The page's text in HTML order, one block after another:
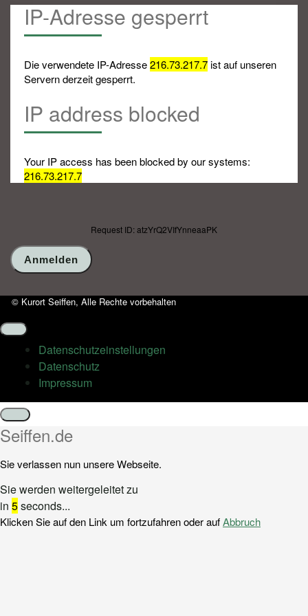
IP-Adresse gesperrt
Die verwendete IP-Adresse216.73.217.7ist auf unseren
Servern derzeit gesperrt.
IP address blocked
Your IP access has been blocked by our systems:
216.73.217.7
Request ID: atzYrQ2VIfYnneaaPK
© Kurort Seiffen, Alle Rechte vorbehalten
Datenschutz­einstellungen
Datenschutz
Impressum
Schließen
Seiffen.de
Sie verlassen nun unsere Webseite.
Sie werden weitergeleitet zu
in 5seconds...
Klicken Sie auf den Link um fortzufahren oder aufAbbruch